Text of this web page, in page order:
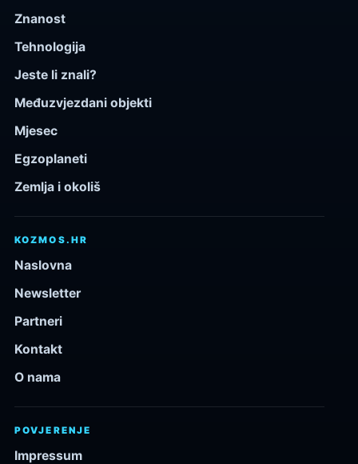
Znanost
Tehnologija
Jeste li znali?
Međuzvjezdani objekti
Mjesec
Egzoplaneti
Zemlja i okoliš
KOZMOS.HR
Naslovna
Newsletter
Partneri
Kontakt
O nama
POVJERENJE
Impressum